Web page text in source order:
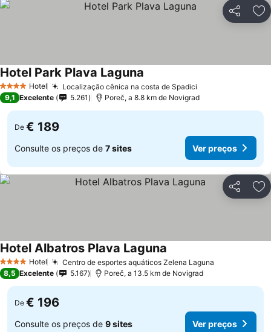
Partilhar
4 EstrelasHotel Localização cênica na costa de Spadici
Hotel Park Plava Laguna
9,1 Excelente 5.261 Poreč, a 8.8 km de Novigrad
De € 189
Consulte os preços de 7 sites Ver preços
Partilhar
4 EstrelasHotel Centro de esportes aquáticos Zelena Laguna
Hotel Albatros Plava Laguna
8,5 Excelente 5.167 Poreč, a 13.5 km de Novigrad
De € 196
Consulte os preços de 9 sites Ver preços